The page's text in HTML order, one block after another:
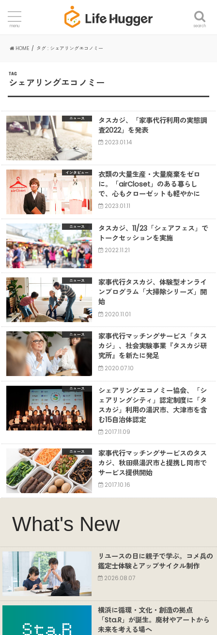
search
menu
HOME タグ : シェアリングエコノミー
TAG
シェアリングエコノミー
ニュース
タスカジ、「家事代行利用の実態調
査2022」を発表
2023.01.14
インタビュー
衣類の大量生産・大量廃棄をゼロ
に。「airCloset」のある暮らし
で、心もクローゼットも軽やかに
2023.01.11
ニュース
タスカジ、11/23「シェアフェス」で
トークセッションを実施
2022.11.21
ニュース
家事代行タスカジ、体験型オンライ
ンプログラム「大掃除シリーズ」開
始
2020.11.01
ニュース
家事代行マッチングサービス「タス
カジ」、社会実験事業『タスカジ研
究所』を新たに発足
2020.07.10
ニュース
シェアリングエコノミー協会、「シ
ェアリングシティ」認定制度に「タ
スカジ」利用の湯沢市、大津市を含
む15自治体認定
2017.11.09
ニュース
家事代行マッチングサービスのタス
カジ、秋田県湯沢市と提携し同市で
サービス提供開始
2017.10.16
What's New
リユースの日に親子で学ぶ。コメ兵の
鑑定士体験とアップサイクル制作
2026.08.07
横浜に循環・文化・創造の拠点
「Sta.R」が誕生。廃材やアートから
未来を考える場へ